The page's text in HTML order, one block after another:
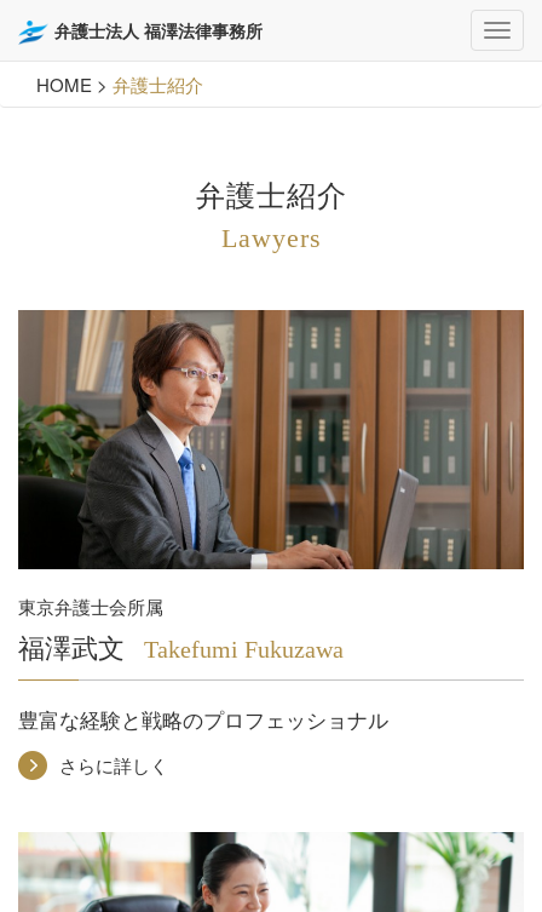
弁護士法人 福澤法律事務所
HOME > 弁護士紹介
弁護士紹介
Lawyers
東京弁護士会所属
福澤武文 Takefumi Fukuzawa
豊富な経験と戦略のプロフェッショナル
さらに詳しく